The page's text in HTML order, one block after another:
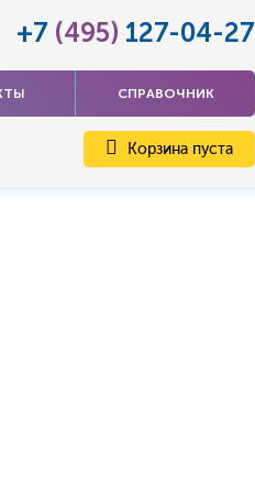
+7 (495) 127-04-27
СПРАВОЧНИК
Корзина пуста